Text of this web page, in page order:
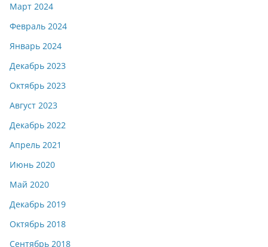
Март 2024
Февраль 2024
Январь 2024
Декабрь 2023
Октябрь 2023
Август 2023
Декабрь 2022
Апрель 2021
Июнь 2020
Май 2020
Декабрь 2019
Октябрь 2018
Сентябрь 2018